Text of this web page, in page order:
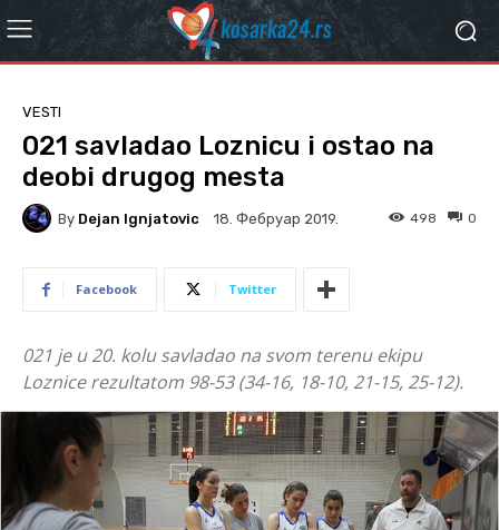
VESTI
021 savladao Loznicu i ostao na
deobi drugog mesta
By Dejan Ignjatovic 18. Фебруар 2019. 0
498
Facebook Twitter
021 je u 20. kolu savladao na svom terenu ekipu
Loznice rezultatom 98-53 (34-16, 18-10, 21-15, 25-12).